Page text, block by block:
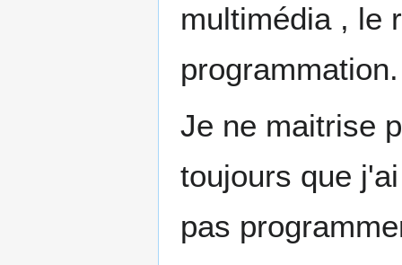
multimédia , le
programmation.
Je ne maitrise
toujours que
pas